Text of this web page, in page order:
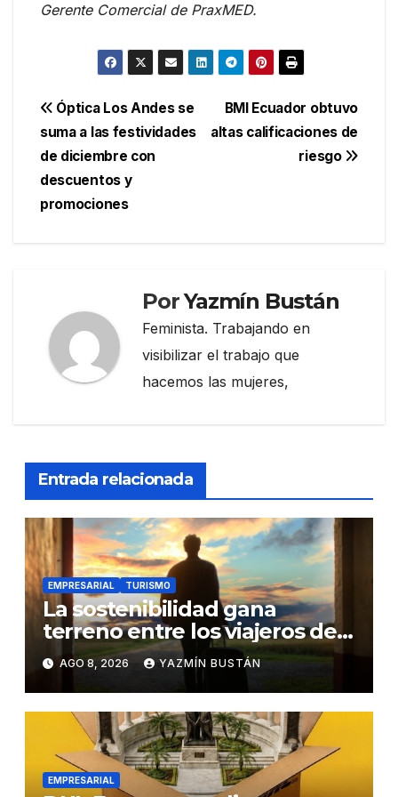
Gerente Comercial de PraxMED.
Navegación
de
entradas
BMI Ecuador obtuvo
altas calificaciones de
riesgo
Óptica Los Andes se
suma a las festividades
de diciembre con
descuentos y
promociones
PorYazmín Bustán
Feminista. Trabajando en
visibilizar el trabajo que
hacemos las mujeres,
Entrada relacionada
EMPRESARIAL TURISMO
La sostenibilidad gana
terreno entre los viajeros de
negocios
AGO 8, 2026 YAZMÍN BUSTÁN
EMPRESARIAL